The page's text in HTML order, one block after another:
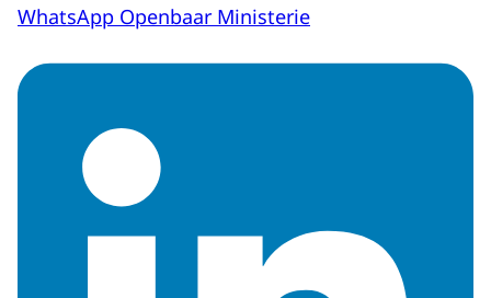
WhatsApp Openbaar Ministerie